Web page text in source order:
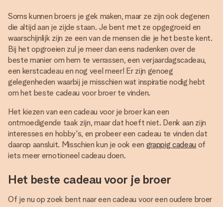
Soms kunnen broers je gek maken, maar ze zijn ook degenen
die altijd aan je zijde staan. Je bent met ze opgegroeid en
waarschijnlijk zijn ze een van de mensen die je het beste kent.
Bij het opgroeien zul je meer dan eens nadenken over de
beste manier om hem te verrassen, een verjaardagscadeau,
een kerstcadeau en nog veel meer! Er zijn genoeg
gelegenheden waarbij je misschien wat inspiratie nodig hebt
om het beste cadeau voor broer te vinden.
Het kiezen van een cadeau voor je broer kan een
ontmoedigende taak zijn, maar dat hoeft niet. Denk aan zijn
interesses en hobby's, en probeer een cadeau te vinden dat
daarop aansluit. Misschien kun je ook een grappig cadeau of
iets meer emotioneel cadeau doen.
Het beste cadeau voor je broer
Of je nu op zoek bent naar een cadeau voor een oudere broer